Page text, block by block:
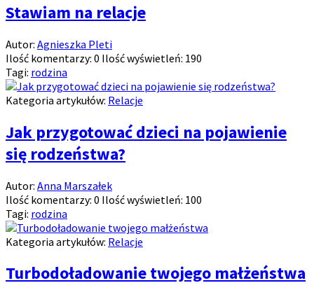
Stawiam na relacje
Autor: Agnieszka Pleti
Ilość komentarzy: 0 Ilość wyświetleń: 190
Tagi: rodzina
Kategoria artykułów: Relacje
Jak przygotować dzieci na pojawienie
się rodzeństwa?
Autor: Anna Marszałek
Ilość komentarzy: 0 Ilość wyświetleń: 100
Tagi: rodzina
Kategoria artykułów: Relacje
Turbodoładowanie twojego małżeństwa